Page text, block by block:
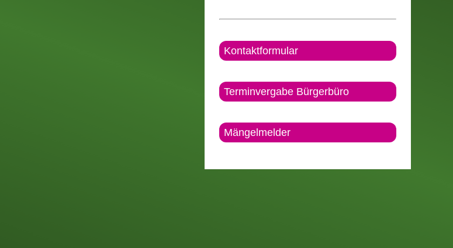
Kontaktformular
Terminvergabe Bürgerbüro
Mängelmelder